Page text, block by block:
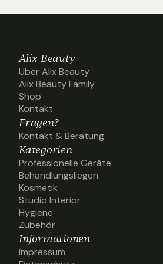
Alix Beauty
Über Alix Beauty
Über Alix Beauty
Alix Beauty Family
Alix Beauty Family
Shop
Shop
Kontakt
Kontakt
Fragen?
Kontakt & Beratung
Kontakt & Beratung
Kategorien
Professionelle Geräte
Professionelle Geräte
Behandlungsliegen
Behandlungsliegen
Kosmetik
Kosmetik
Studio Interior
Studio Interior
Hygiene
Hygiene
Zubehör
Zubehör
Informationen
Impressum